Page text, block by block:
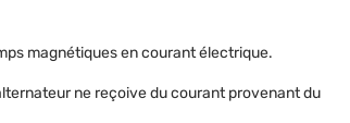
magnétiques en courant électrique.
ne reçoive du courant provenant du